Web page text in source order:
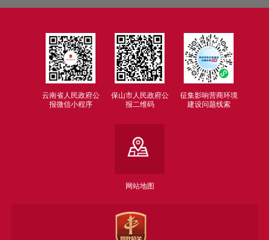
云南省人民政府公
报微信小程序
保山市人民政府公
报二维码
征集影响营商环境
建设问题线索
网站地图